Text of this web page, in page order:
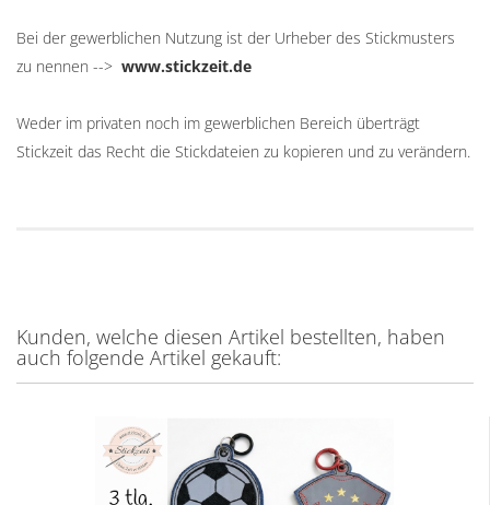
Bei der gewerblichen Nutzung ist der Urheber des Stickmusters
zu nennen --> www.stickzeit.de
Weder im privaten noch im gewerblichen Bereich überträgt
Stickzeit das Recht die Stickdateien zu kopieren und zu verändern.
Kunden, welche diesen Artikel bestellten, haben
auch folgende Artikel gekauft: